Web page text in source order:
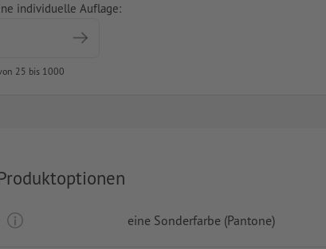
individuelle Auflage:
25 bis 1000
eine Sonderfarbe (Pantone)